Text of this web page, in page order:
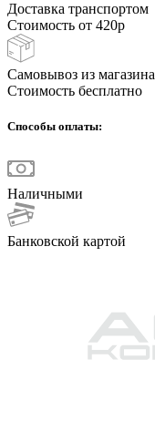
Доставка транспортом
Стоимость от 420р
Самовывоз из магазина
Стоимость бесплатно
Способы оплаты:
Наличными
Банковской картой